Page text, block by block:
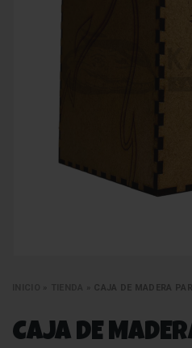
CAJA DE MADERA
CAJA DE